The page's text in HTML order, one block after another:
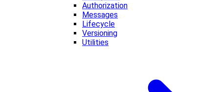
Authorization
Messages
Lifecycle
Versioning
Utilities